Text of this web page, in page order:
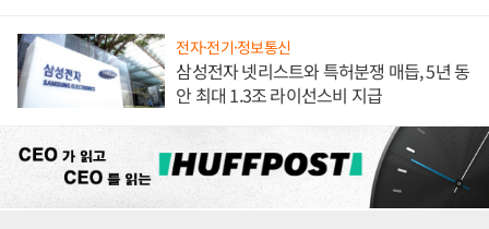
전자·전기·정보통신
삼성전자 넷리스트와 특허분쟁 매듭, 5년 동
안 최대 1.3조 라이선스비 지급